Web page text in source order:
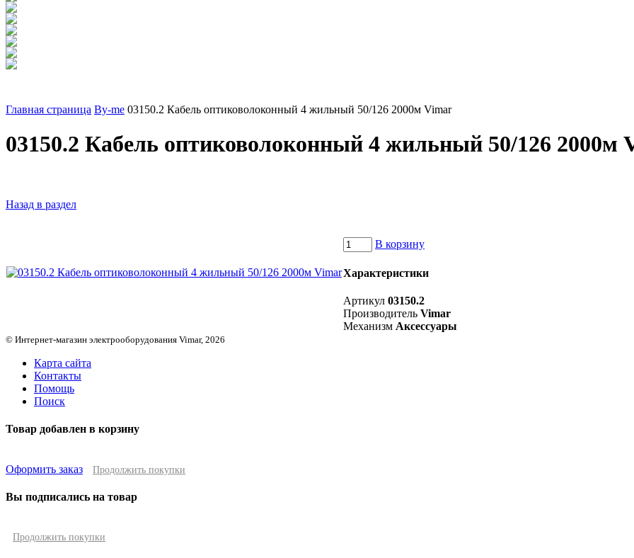
Главная страница By-me 03150.2 Кабель оптиковолоконный 4 жильный 50/126 2000м Vimar
03150.2 Кабель оптиковолоконный 4 жильный 50/126 2000м
Назад в раздел
В корзину
Характеристики
Артикул 03150.2
Производитель Vimar
Механизм Аксессуары
© Интернет-магазин электрооборудования Vimar, 2026
Карта сайта
Контакты
Помощь
Поиск
Товар добавлен в корзину
Оформить заказ Продолжить покупки
Вы подписались на товар
Продолжить покупки